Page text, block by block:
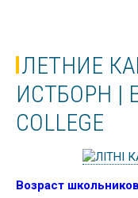
ЛЕТНИЕ
ИСТБОРН |
COLLEGE
Возраст